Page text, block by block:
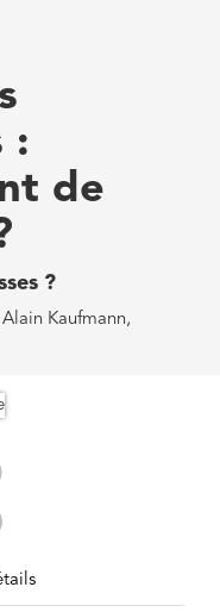
:
de
?
Kaufmann,